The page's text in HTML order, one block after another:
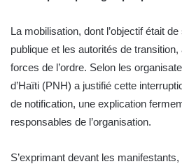
La mobilisation, dont l’objectif était
publique et les autorités de
forces de l’ordre. Selon les
d’Haïti (PNH) a justifié cette
de notification, une explication
responsables de l’organisation.
S’exprimant devant les